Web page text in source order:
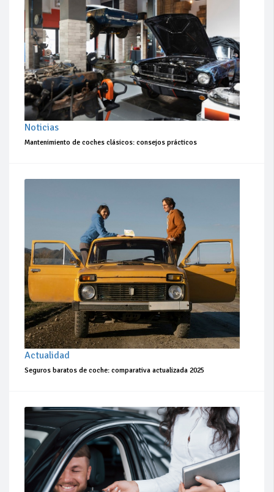
Noticias
Mantenimiento de coches clásicos: consejos prácticos
Actualidad
Seguros baratos de coche: comparativa actualizada 2025